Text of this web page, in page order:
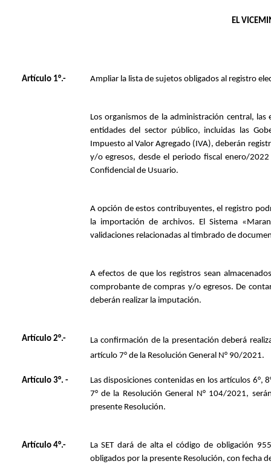
EL
Artículo 1°.- Ampliar la lista de sujetos obligados al registro
Los organismos de la administración central,
entidades del sector público, incluidas las
Impuesto al Valor Agregado (IVA), deberán
y/o egresos, desde el periodo fiscal enero/
Confidencial de Usuario.
A opción de estos contribuyentes, el registro
la importación de archivos. El Sistema
validaciones relacionadas al timbrado de
A efectos de que los registros sean
comprobante de compras y/o egresos. De
deberán realizar la imputación.
Artículo 2°.-
La confirmación de la presentación deberá
artículo 7° de la Resolución General N° 90/2021.
Artículo 3°. -
Las disposiciones contenidas en los artículos 6°,
7° de la Resolución General N° 104/2021,
presente Resolución.
Artículo 4°.-
La SET dará de alta el código de obligación
obligados por la presente Resolución, con fecha